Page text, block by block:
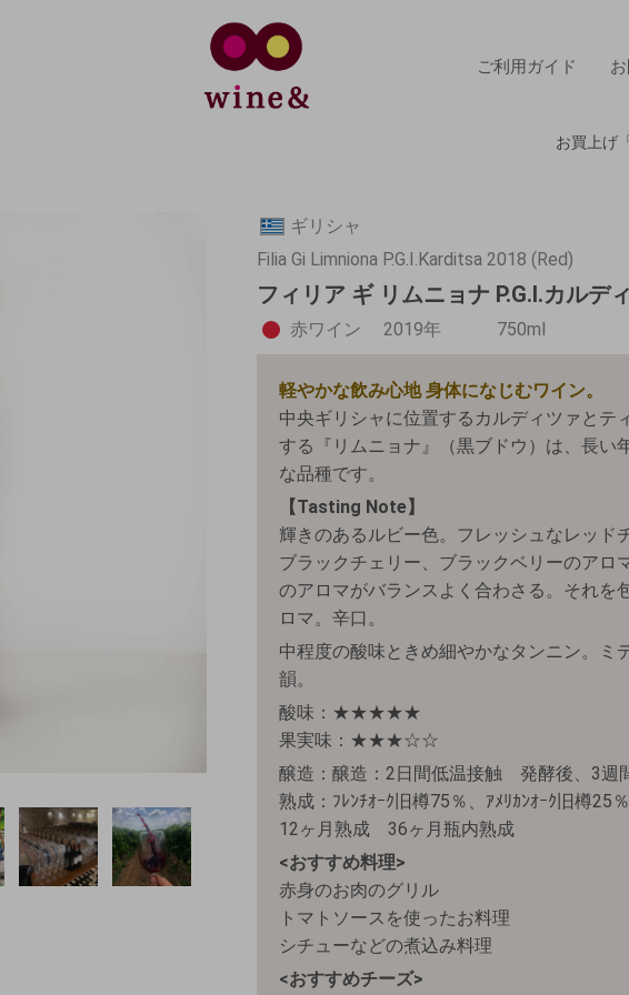
ご利用ガイド
お買上げ
ギリシャ
Filia Gi Limniona P.G.I.Karditsa 2018 (Red)
フィリア ギ リムニョナ P.G.I.カルデ
赤ワイン 2019年 750ml
軽やかな飲み心地 身体になじむワイン。
中央ギリシャに位置するカルディツァとテ
する『リムニョナ』（黒ブドウ）は、長い
な品種です。
【Tasting Note】
輝きのあるルビー色。フレッシュなレッド
ブラックチェリー、ブラックベリーのアロ
のアロマがバランスよく合わさる。それを
ロマ。辛口。
中程度の酸味ときめ細やかなタンニン。ミ
韻。
酸味：★★★★★
果実味：★★★☆☆
醸造：醸造：2日間低温接触 発酵後、3週
熟成：ﾌﾚﾝﾁｵｰｸ旧樽75％、ｱﾒﾘｶﾝｵｰｸ旧樽25％
12ヶ月熟成 36ヶ月瓶内熟成
<おすすめ料理>
赤身のお肉のグリル
トマトソースを使ったお料理
シチューなどの煮込み料理
<おすすめチーズ>